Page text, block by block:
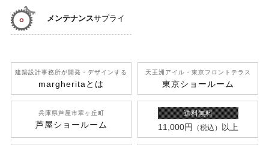
メンテナンスサプライ
建築設計事務所が開発 ・デザインする
margheritaとは
天王洲アイル ・東京フロントテラス
東京ショールーム
兵庫県芦屋市翠ヶ丘町
芦屋ショールーム
送料無料
11,000円 （税込） 以上